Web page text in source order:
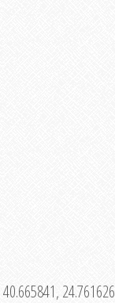
40.665841, 24.761626